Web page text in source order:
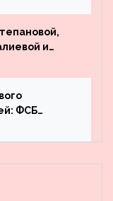
и
мире
ФСБ